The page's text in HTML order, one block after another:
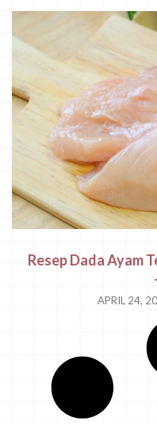
Resep Dada Ayam
APRIL 24,